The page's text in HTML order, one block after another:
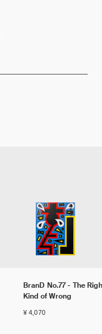
BranD No.77 - The
Kind of Wrong
¥ 4,070